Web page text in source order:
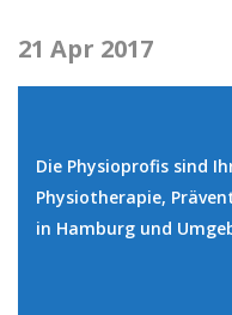
21 Apr 2017
Die Physioprofis sind
Physiotherapie,
in Hamburg und